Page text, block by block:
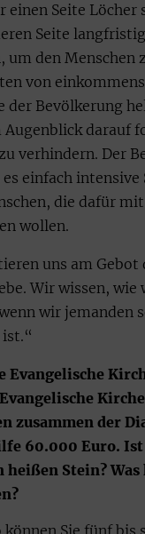
einen Seite Löcher
Seite
um den Menschen
von
der Bevölkerung
darauf
verhindern. Der
einfach
die dafür
wollen.
uns am Gebot
Wir wissen, wie
wir jemanden
Evangelische
zusammen der
60.000 Euro. Ist
heißen Stein? Was